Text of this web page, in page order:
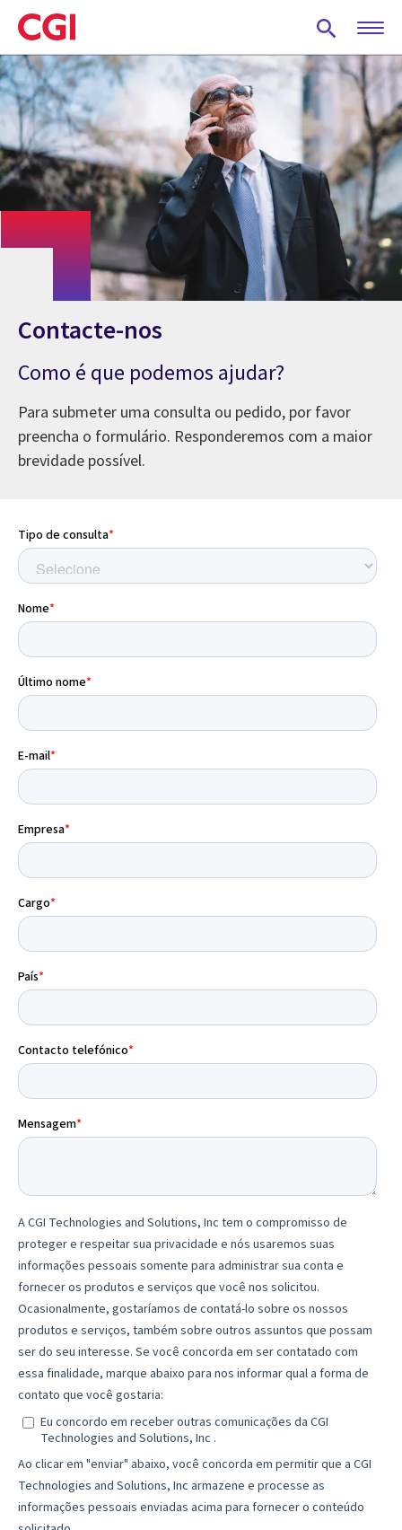
Skip
to
main
content
Contacte-nos
Como é que podemos ajudar?
Para submeter uma consulta ou pedido, por favor
preencha o formulário. Responderemos com a maior
brevidade possível.